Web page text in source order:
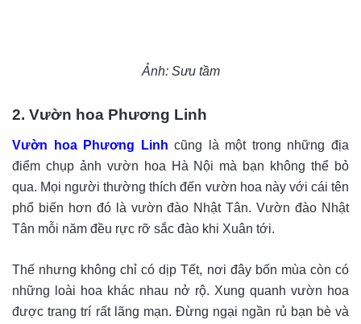
Ảnh: Sưu tầm
2. Vườn hoa Phương Linh
Vườn hoa Phương Linh cũng là một trong những địa
điểm chụp ảnh vườn hoa Hà Nội mà bạn không thể bỏ
qua. Mọi người thường thích đến vườn hoa này với cái tên
phổ biến hơn đó là vườn đào Nhật Tân. Vườn đào Nhật
Tân mỗi năm đều rực rỡ sắc đào khi Xuân tới.
Thế nhưng không chỉ có dịp Tết, nơi đây bốn mùa còn có
những loài hoa khác nhau nở rộ. Xung quanh vườn hoa
được trang trí rất lãng mạn. Đừng ngại ngần rủ bạn bè và